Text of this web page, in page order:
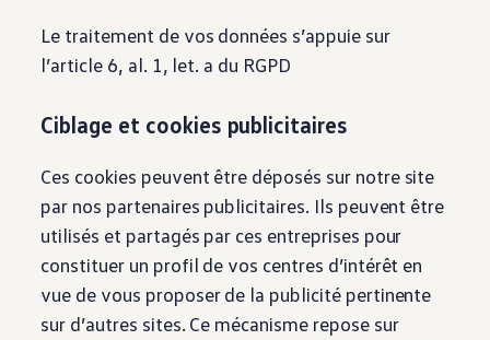
Le traitement de vos données s’appuie sur
l’article 6, al. 1, let. a du RGPD
Ciblage et cookies publicitaires
Ces cookies peuvent être déposés sur notre site
par nos partenaires publicitaires. Ils peuvent être
utilisés et partagés par ces entreprises pour
constituer un profil de vos centres d’intérêt en
vue de vous proposer de la publicité pertinente
sur d’autres sites. Ce mécanisme repose sur